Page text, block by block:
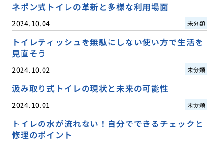
ネポン式トイレの革新と多様な利用場面
2024.10.04 未分類
トイレティッシュを無駄にしない使い方で生活を
見直そう
2024.10.02 未分類
汲み取り式トイレの現状と未来の可能性
2024.10.01 未分類
トイレの水が流れない！自分でできるチェックと
修理のポイント